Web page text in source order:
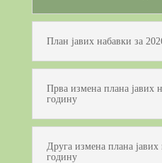
План јавих набавки за
Прва измена плана јавих
годину
Друга измена плана јавих
годину